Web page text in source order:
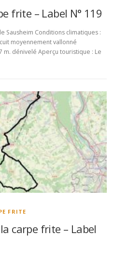
frite – Label N° 119
Sausheim Conditions climatiques :
moyennement vallonné
m. dénivelé Aperçu touristique : Le
FRITE
carpe frite – Label